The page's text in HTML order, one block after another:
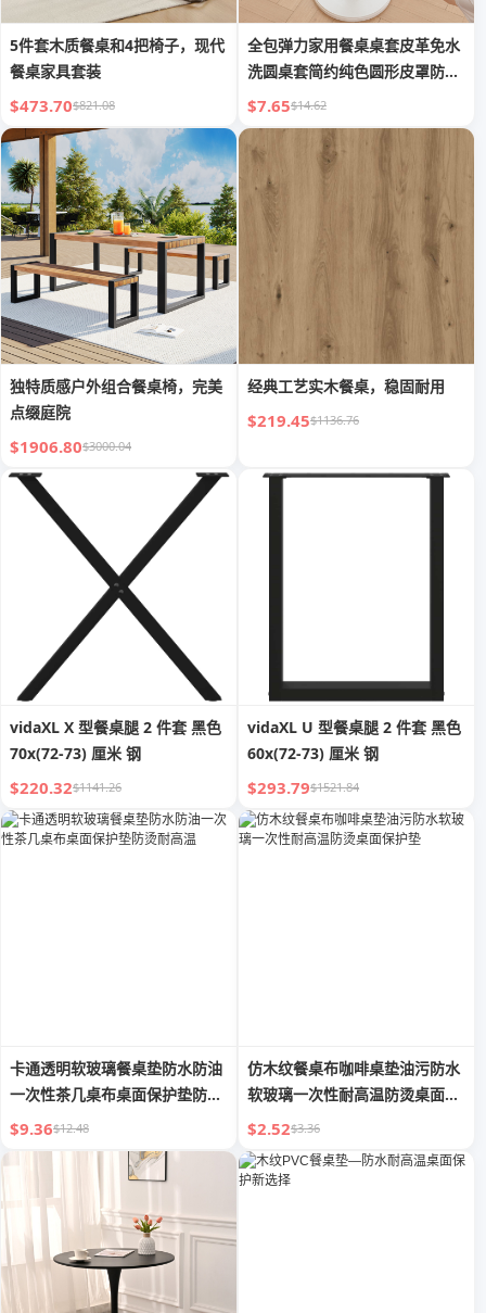
5件套木质餐桌和4把椅子，现代
餐桌家具套装
$473.70$821.08
全包弹力家用餐桌桌套皮革免水
洗圆桌套简约纯色圆形皮罩防尘
防滑
$7.65$14.62
独特质感户外组合餐桌椅，完美
点缀庭院
$1906.80$3000.04
经典工艺实木餐桌，稳固耐用
$219.45$1136.76
vidaXL X 型餐桌腿 2 件套 黑色
70x(72-73) 厘米 钢
$220.32$1141.26
vidaXL U 型餐桌腿 2 件套 黑色
60x(72-73) 厘米 钢
$293.79$1521.84
卡通透明软玻璃餐桌垫防水防油
一次性茶几桌布桌面保护垫防烫
耐高温
$9.36$12.48
仿木纹餐桌布咖啡桌垫油污防水
软玻璃一次性耐高温防烫桌面保
护垫
$2.52$3.36